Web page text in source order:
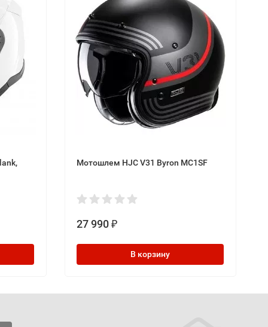
Мотошлем HJC V31 Byron MC1SF
27 990 ₽
В корзину